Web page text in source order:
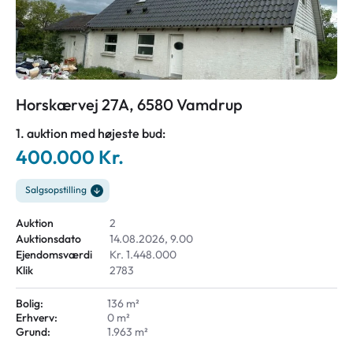
Horskærvej 27A, 6580 Vamdrup
1. auktion med højeste bud:
400.000 Kr.
Salgsopstilling
Auktion
2
Auktionsdato
14.08.2026, 9.00
Ejendomsværdi
Kr. 1.448.000
Klik
2783
Bolig:
136 m²
Erhverv:
0 m²
Grund:
1.963 m²